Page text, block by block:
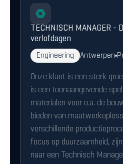
TECHNISCH MANAGER
verlofdagen
Engineering Antwerpen
Onze klant is een sterk
is een toonaangevende
materialen voor o.a. de
bieden van
verschillende
focus op duurzaamheid,
naar een Technisch